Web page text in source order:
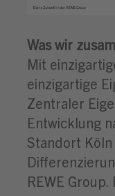
Was wir
Mit
einzigartige
Zentraler
Entwicklung
Standort
REWE